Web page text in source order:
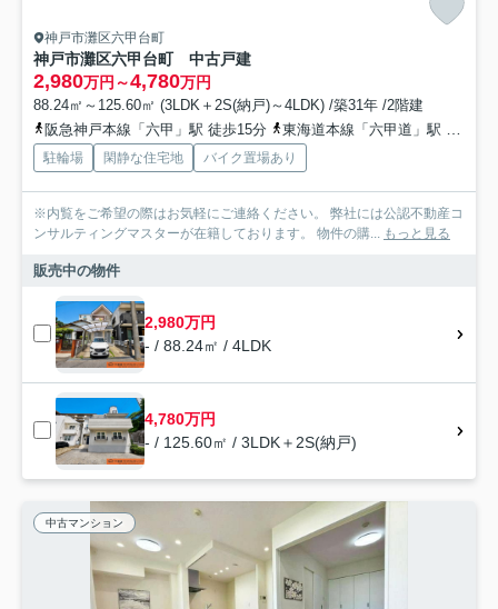
神戸市灘区六甲台町
神戸市灘区六甲台町 中古戸建
2,980万円～4,780万円
88.24㎡～125.60㎡ (3LDK＋2S(納戸)～4LDK) /築31年 /2階建
阪急神戸本線「六甲」駅 徒歩15分
東海道本線「六甲道」駅 徒歩25分
駐輪場 閑静な住宅地 バイク置場あり
※内覧をご希望の際はお気軽にご連絡ください。 弊社には公認不動産コ
ンサルティングマスターが在籍しております。 物件の購...
もっと見る
販売中の物件
2,980万円
- / 88.24㎡ / 4LDK
4,780万円
- / 125.60㎡ / 3LDK＋2S(納戸)
中古マンション